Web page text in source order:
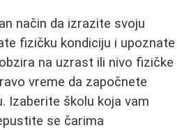
način da izrazite svoju
fizičku kondiciju i upoznate
na uzrast ili nivo fizičke
vreme da započnete
Izaberite školu koja vam
se čarima